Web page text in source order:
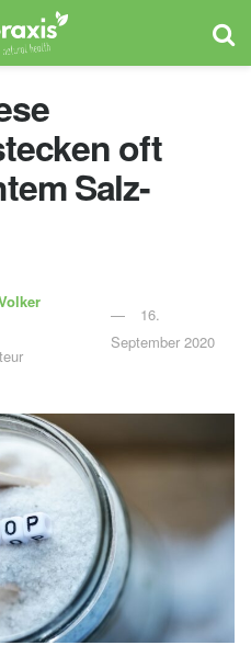
oft
Salz-
16.
September 2020